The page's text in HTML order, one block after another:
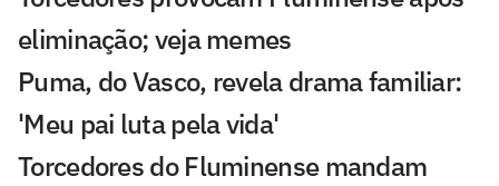
eliminação; veja memes
Puma, do Vasco, revela drama familiar:
'Meu pai luta pela vida'
Torcedores do Fluminense mandam